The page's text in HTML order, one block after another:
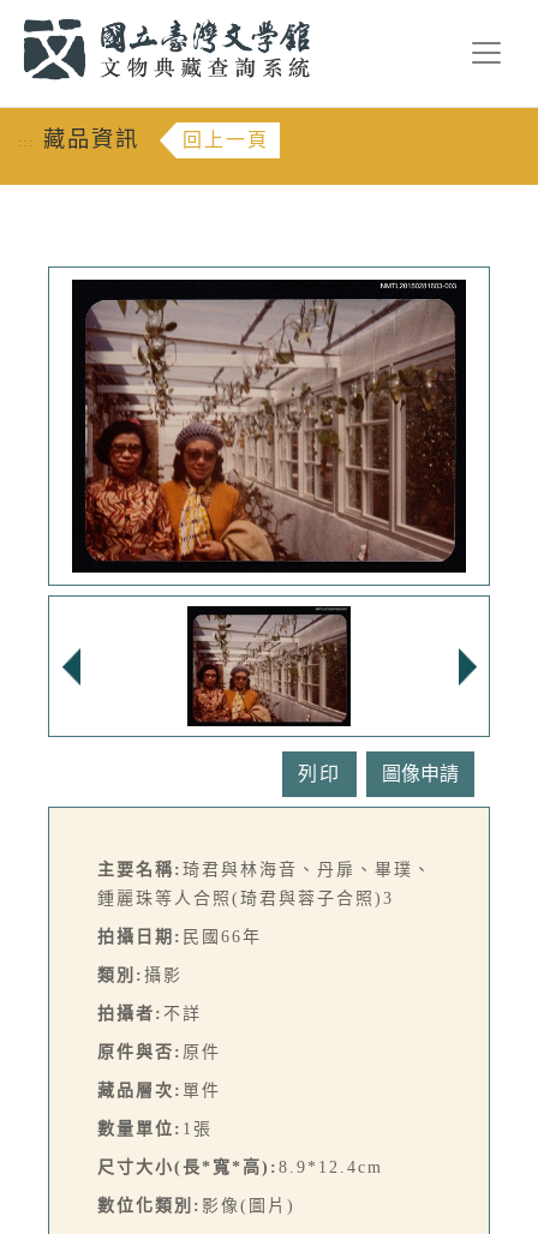
::: 藏品資訊 回上一頁
列印
主要名稱: 琦君與林海音、丹扉、畢璞、
鍾麗珠等人合照(琦君與蓉子合照)3
拍攝日期: 民國66年
類別: 攝影
拍攝者: 不詳
原件與否: 原件
藏品層次: 單件
數量單位: 1張
尺寸大小(長*寬*高): 8.9*12.4cm
數位化類別: 影像(圖片)